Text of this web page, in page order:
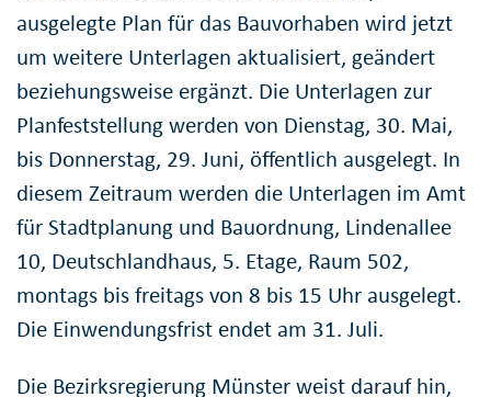
ausgelegte Plan für das Bauvorhaben wird jetzt
um weitere Unterlagen aktualisiert, geändert
beziehungsweise ergänzt. Die Unterlagen zur
Planfeststellung werden von Dienstag, 30. Mai,
bis Donnerstag, 29. Juni, öffentlich ausgelegt. In
diesem Zeitraum werden die Unterlagen im Amt
für Stadtplanung und Bauordnung, Lindenallee
10, Deutschlandhaus, 5. Etage, Raum 502,
montags bis freitags von 8 bis 15 Uhr ausgelegt.
Die Einwendungsfrist endet am 31. Juli.
Die Bezirksregierung Münster weist darauf hin,